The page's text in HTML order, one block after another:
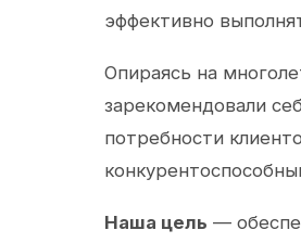
эффективно
Опираясь на
зарекомендовали
потребности
Наша цель —